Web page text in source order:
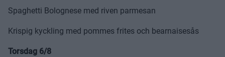
Spaghetti Bolognese med riven parmesan
Krispig kyckling med pommes frites och bearnaisesås
Torsdag 6/8